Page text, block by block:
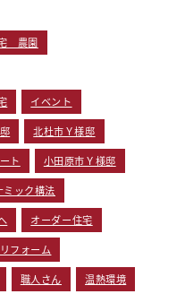
農園
イベント
北杜市Ｙ様邸
ト 小田原市Ｙ様邸
ミック構法
オーダー住宅
フォーム
職人さん 温熱環境